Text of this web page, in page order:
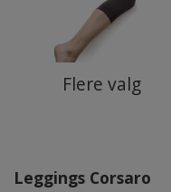
Flere valg
Leggings Corsaro